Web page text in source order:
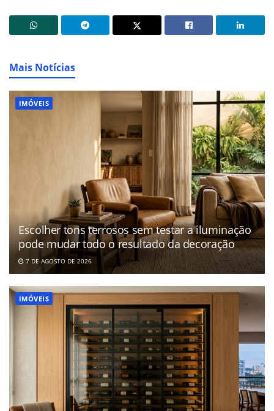
Mais Notícias
IMÓVEIS
Escolher tons terrosos sem testar a iluminação
pode mudar todo o resultado da decoração
7 DE AGOSTO DE 2026
IMÓVEIS